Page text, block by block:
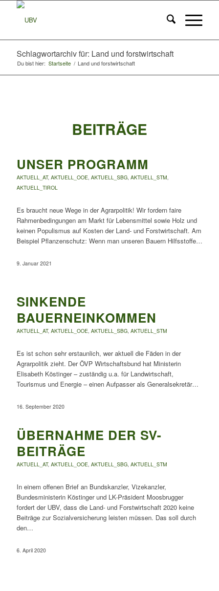
Schlagwortarchiv für: Land und forstwirtschaft
Du bist hier: Startseite / Land und forstwirtschaft
BEITRÄGE
UNSER PROGRAMM
AKTUELL_AT, AKTUELL_OOE, AKTUELL_SBG, AKTUELL_STM,
AKTUELL_TIROL
Es braucht neue Wege in der Agrarpolitik! Wir fordern faire
Rahmenbedingungen am Markt für Lebensmittel sowie Holz und
keinen Populismus auf Kosten der Land- und Forstwirtschaft. Am
Beispiel Pflanzenschutz: Wenn man unseren Bauern Hilfsstoffe…
9. Januar 2021
SINKENDE
BAUERNEINKOMMEN
AKTUELL_AT, AKTUELL_OOE, AKTUELL_SBG, AKTUELL_STM
Es ist schon sehr erstaunlich, wer aktuell die Fäden in der
Agrarpolitik zieht. Der ÖVP Wirtschaftsbund hat Ministerin
Elisabeth Köstinger – zuständig u.a. für Landwirtschaft,
Tourismus und Energie – einen Aufpasser als Generalsekretär…
16. September 2020
ÜBERNAHME DER SV-
BEITRÄGE
AKTUELL_AT, AKTUELL_OOE, AKTUELL_SBG, AKTUELL_STM
In einem offenen Brief an Bundskanzler, Vizekanzler,
Bundesministerin Köstinger und LK-Präsident Moosbrugger
fordert der UBV, dass die Land- und Forstwirtschaft 2020 keine
Beiträge zur Sozialversicherung leisten müssen. Das soll durch
den…
6. April 2020